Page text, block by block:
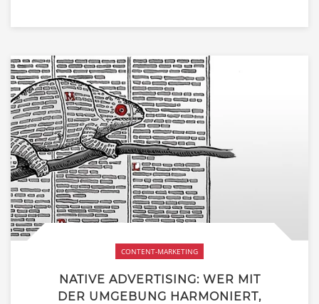
CONTENT-MARKETING
NATIVE ADVERTISING: WER MIT
DER UMGEBUNG HARMONIERT,